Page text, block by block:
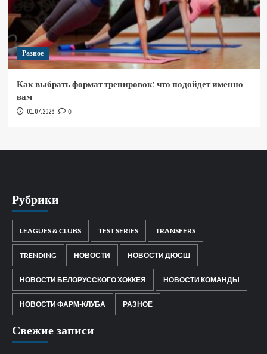
Разное
Как выбрать формат тренировок: что подойдет именно
вам
01.07.2026 0
Рубрики
LEAGUES & CLUBS TEST SERIES TRANSFERS
TRENDING НОВОСТИ НОВОСТИ ДЮСШ
НОВОСТИ БЕЛОРУССКОГО ХОККЕЯ НОВОСТИ КОМАНДЫ
НОВОСТИ ФАРМ-КЛУБА РАЗНОЕ
Свежие записи